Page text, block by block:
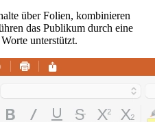
über Folien, kombinieren
das Publikum durch eine
unterstützt.